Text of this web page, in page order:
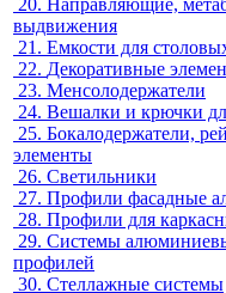
20. Направляющие,
выдвижения
21. Емкости для
22. Декоративные
23. Менсолодержатели
24. Вешалки и крючки
25. Бокалодержатели,
элементы
26. Светильники
27. Профили фасадные
28. Профили для
29. Системы
профилей
30. Стеллажные системы